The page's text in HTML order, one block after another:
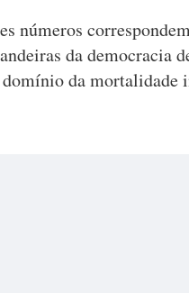
números
da democracia
da mortalidade